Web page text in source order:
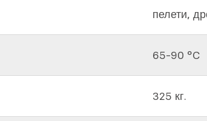
пелети,
65-90 °C
325 кг.